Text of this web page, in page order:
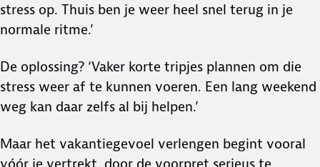
stress op. Thuis ben je weer heel snel terug in je
normale ritme.’
De oplossing? ‘Vaker korte tripjes plannen om die
stress weer af te kunnen voeren. Een lang weekend
weg kan daar zelfs al bij helpen.’
Maar het vakantiegevoel verlengen begint vooral